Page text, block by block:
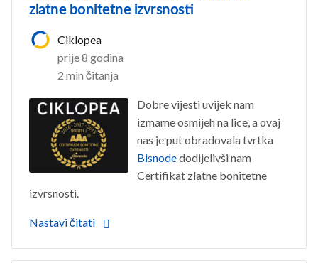
zlatne bonitetne izvrsnosti
Ciklopea
prije 8 godina
2 min čitanja
Dobre vijesti uvijek nam
izmame osmijeh na lice, a ovaj
nas je put obradovala tvrtka
Bisnodedodijelivši nam
Certifikat zlatne bonitetne
izvrsnosti.
Nastavi čitati